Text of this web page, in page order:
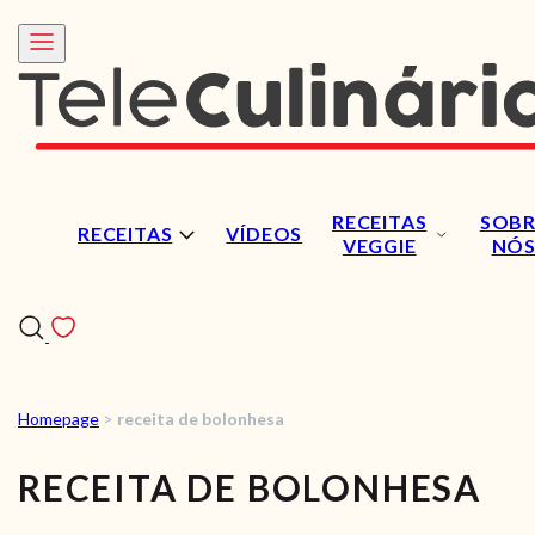
RECEITAS VÍDEOS
RECEITAS
VEGGIE
NÓS
RECEITAS
VÍDEOS
Homepage > receita de bolonhesa
RECEITA DE BOLONHESA